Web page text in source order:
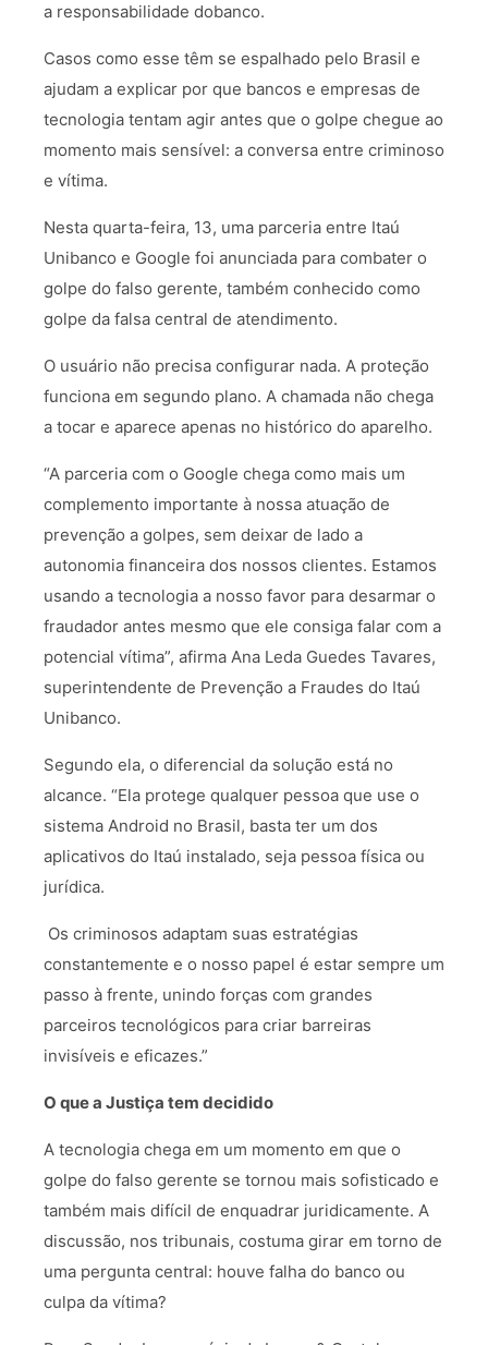
a responsabilidade dobanco.
Casos como esse têm se espalhado pelo Brasil e
ajudam a explicar por que bancos e empresas de
tecnologia tentam agir antes que o golpe chegue ao
momento mais sensível: a conversa entre criminoso
e vítima.
Nesta quarta-feira, 13, uma parceria entre Itaú
Unibanco e Google foi anunciada para combater o
golpe do falso gerente, também conhecido como
golpe da falsa central de atendimento.
O usuário não precisa configurar nada. A proteção
funciona em segundo plano. A chamada não chega
a tocar e aparece apenas no histórico do aparelho.
“A parceria com o Google chega como mais um
complemento importante à nossa atuação de
prevenção a golpes, sem deixar de lado a
autonomia financeira dos nossos clientes. Estamos
usando a tecnologia a nosso favor para desarmar o
fraudador antes mesmo que ele consiga falar com a
potencial vítima”, afirma Ana Leda Guedes Tavares,
superintendente de Prevenção a Fraudes do Itaú
Unibanco.
Segundo ela, o diferencial da solução está no
alcance. “Ela protege qualquer pessoa que use o
sistema Android no Brasil, basta ter um dos
aplicativos do Itaú instalado, seja pessoa física ou
jurídica.
Os criminosos adaptam suas estratégias
constantemente e o nosso papel é estar sempre um
passo à frente, unindo forças com grandes
parceiros tecnológicos para criar barreiras
invisíveis e eficazes.”
O que a Justiça tem decidido
A tecnologia chega em um momento em que o
golpe do falso gerente se tornou mais sofisticado e
também mais difícil de enquadrar juridicamente. A
discussão, nos tribunais, costuma girar em torno de
uma pergunta central: houve falha do banco ou
culpa da vítima?